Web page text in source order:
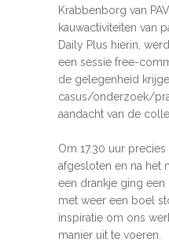
Krabbenborg van
kauwactiviteiten van
Daily Plus hierin,
een sessie free-
de gelegenheid
casus/onderzoek/
aandacht van de
Om 17.30 uur
afgesloten en na het
een drankje ging een
met weer een boel
inspiratie om ons
manier uit te voeren.